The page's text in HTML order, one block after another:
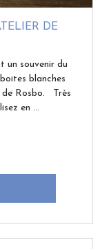
DE
un souvenir du
blanches
de Rosbo. Très
en ...